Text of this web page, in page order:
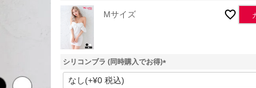
Mサイズ
シリコンブラ (同時購入でお得)
(